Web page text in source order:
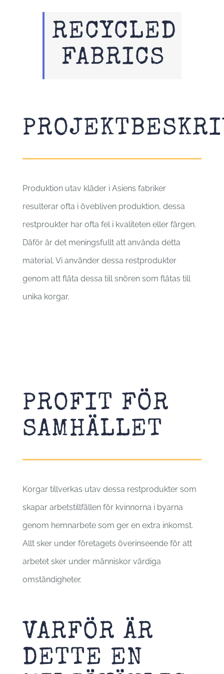
RECYCLED
FABRICS
Produktion utav kläder i Asiens fabriker
resulterar ofta i övebliven produktion, dessa
restproukter har ofta fel i kvaliteten eller färgen.
Däför är det meningsfullt att använda detta
material. Vi använder dessa restprodukter
genom att fläta dessa till snören som flätas till
unika korgar.
PROFIT FÖR
SAMHÄLLET
Korgar tillverkas utav dessa restprodukter som
skapar arbetstillfällen för kvinnorna i byarna
genom hemnarbete som ger en extra inkomst.
Allt sker under företagets överinseende för att
arbetet sker under människor värdiga
omständigheter.
VARFÖR ÄR
DETTE EN